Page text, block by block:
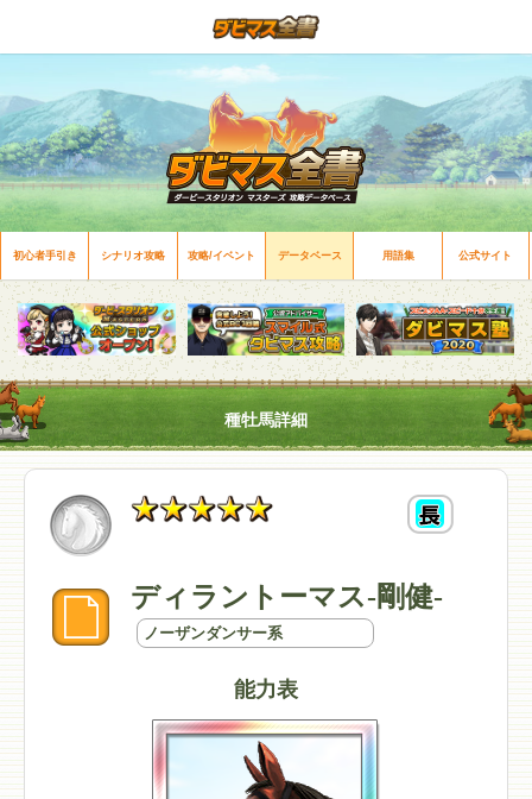
初心者手引き シナリオ攻略 攻略/イベント データベース 用語集 公式サイト
種牡馬詳細
ディラントーマス-剛健-
ノーザンダンサー系
能力表